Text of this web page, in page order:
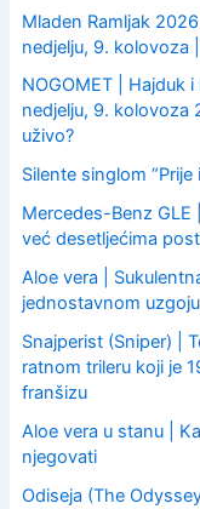
Mladen Ramljak
nedjelju, 9. kolovoza
NOGOMET | Hajduk
nedjelju, 9. kolovoza
uživo?
Silente singlom
Mercedes-Benz
već desetljećima
Aloe vera |
jednostavnom uzgoju
Snajperist (Sniper) |
ratnom trileru koji je
franšizu
Aloe vera u stanu |
njegovati
Odiseja (The